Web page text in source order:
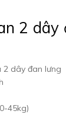
2 dây
2 dây đan lưng
45kg)